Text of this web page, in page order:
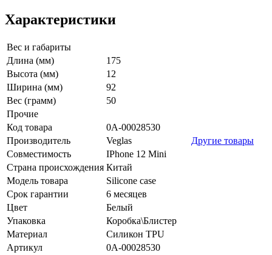
Характеристики
Вес и габариты
Длина (мм)
175
Высота (мм)
12
Ширина (мм)
92
Вес (грамм)
50
Прочие
Код товара
0А-00028530
Производитель
Veglas
Другие товары
Совместимость
IPhone 12 Mini
Страна происхождения Китай
Модель товара
Silicone case
Срок гарантии
6 месяцев
Цвет
Белый
Упаковка
Коробка\Блистер
Материал
Силикон TPU
Артикул
0А-00028530